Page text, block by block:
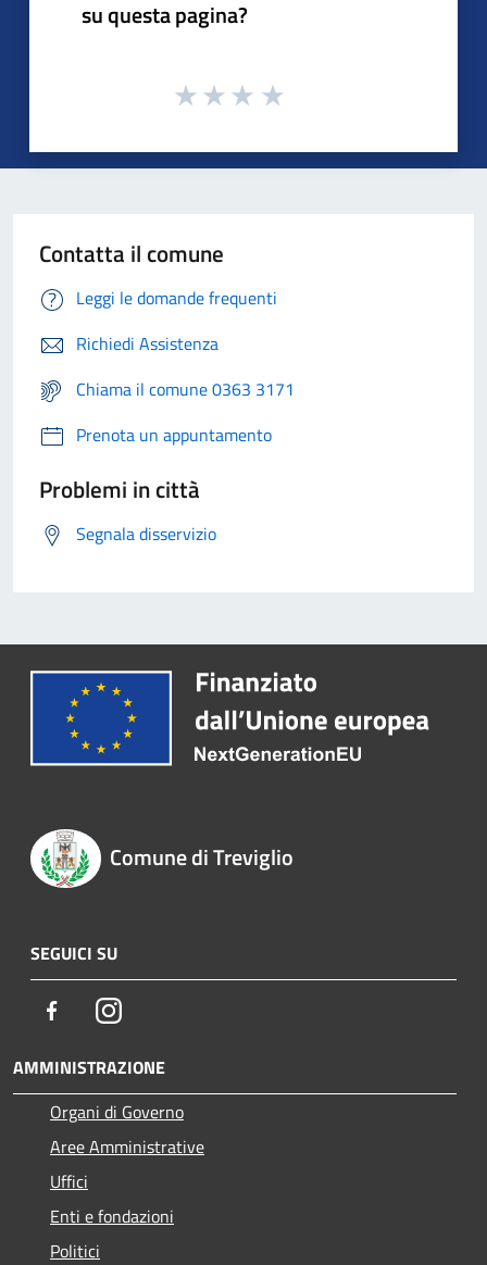
su questa pagina?
Contatta il comune
Leggi le domande frequenti
Richiedi Assistenza
Chiama il comune 0363 3171
Prenota un appuntamento
Problemi in città
Segnala disservizio
Comune di Treviglio
SEGUICI SU
FacebookInstagram
AMMINISTRAZIONE
Organi di Governo
Aree Amministrative
Uffici
Enti e fondazioni
Politici